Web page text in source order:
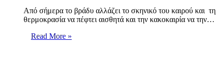
Από σήμερα το βράδυ αλλάζει το σκηνικό του καιρού και τη
θερμοκρασία να πέφτει αισθητά και την κακοκαιρία να την…
Read More »